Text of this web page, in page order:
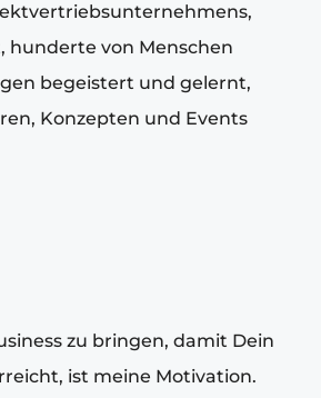
hunderte von Menschen
begeistert und gelernt,
Konzepten und Events
zu bringen, damit Dein
ist meine Motivation.